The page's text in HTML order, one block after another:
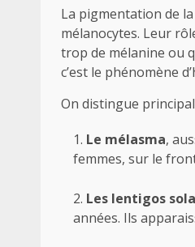
La pigmentation de
mélanocytes. Leur
trop de mélanine ou
c’est le phénomène
On distingue
Le mélasma,
femmes, sur le
Les lentigos
années. Ils